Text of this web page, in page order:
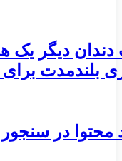
دندان دیگر یک
بلندمدت
محتوا در